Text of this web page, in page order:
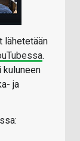
lähetetään
.
kuluneen
ja